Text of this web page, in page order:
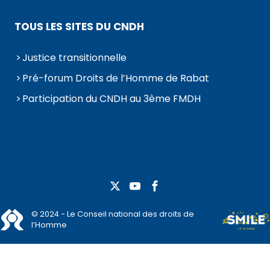
TOUS LES SITES DU CNDH
Justice transitionnelle
Pré-forum Droits de l’Homme de Rabat
Participation du CNDH au 3ème FMDH
© 2024 - Le Conseil national des droits de
l’Homme